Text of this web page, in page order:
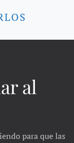
al
para que las